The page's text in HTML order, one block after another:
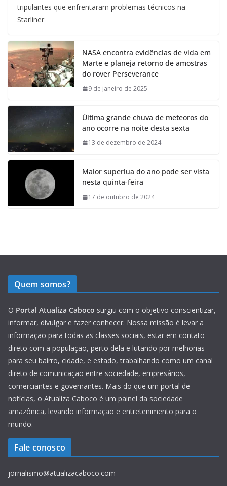
tripulantes que enfrentaram problemas técnicos na
Starliner
NASA encontra evidências de vida em
Marte e planeja retorno de amostras
do rover Perseverance
9 de janeiro de 2025
Última grande chuva de meteoros do
ano ocorre na noite desta sexta
13 de dezembro de 2024
Maior superlua do ano pode ser vista
nesta quinta-feira
17 de outubro de 2024
Quem somos?
O Portal Atualiza Caboco surgiu com o objetivo conscientizar,
informar, divulgar e fazer conhecer. Nossa missão é levar a
informação para todas as classes sociais, estar em contato
direto com a população, perto dela e lutando por melhorias
para seu bairro, cidade, e estado, trabalhando como um canal
direto de comunicação entre sociedade, empresários,
comerciantes e governantes. Mais do que um portal de
notícias, o Atualiza Caboco é um painel da sociedade
amazônica, levando informação e entretenimento para o
mundo.
Fale conosco
jornalismo@atualizacaboco.com